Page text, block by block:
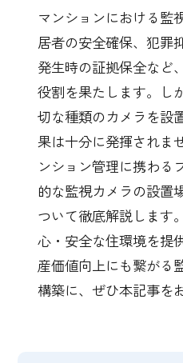
マンションにおける監
居者の安全確保、犯罪
発生時の証拠保全など
役割を果たします。し
切な種類のカメラを設
果は十分に発揮されま
ンション管理に携わる
的な監視カメラの設置
ついて徹底解説します
心・安全な住環境を提
産価値向上にも繋がる
構築に、ぜひ本記事を